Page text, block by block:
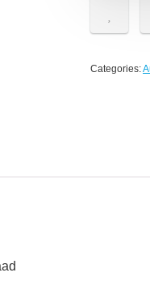
Categories: